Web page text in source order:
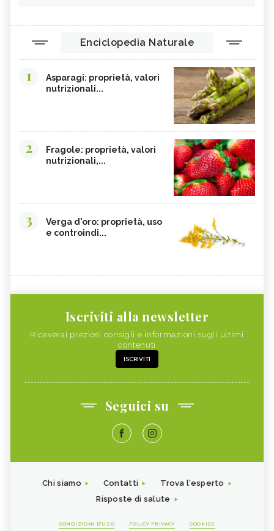
Enciclopedia Naturale
1
Asparagi: proprietà, valori
nutrizionali...
2
Fragole: proprietà, valori
nutrizionali,...
3
Verga d'oro: proprietà, uso
e controindi...
Iscriviti alla newsletter
Riceverai preziosi consigli e informazioni sugli ultimi
contenuti
ISCRIVITI
Seguici su
Chi siamo Contatti
Trova l'esperto
Risposte di salute
CONDIZIONI D'USO POLICY PRIVACY COOKIES